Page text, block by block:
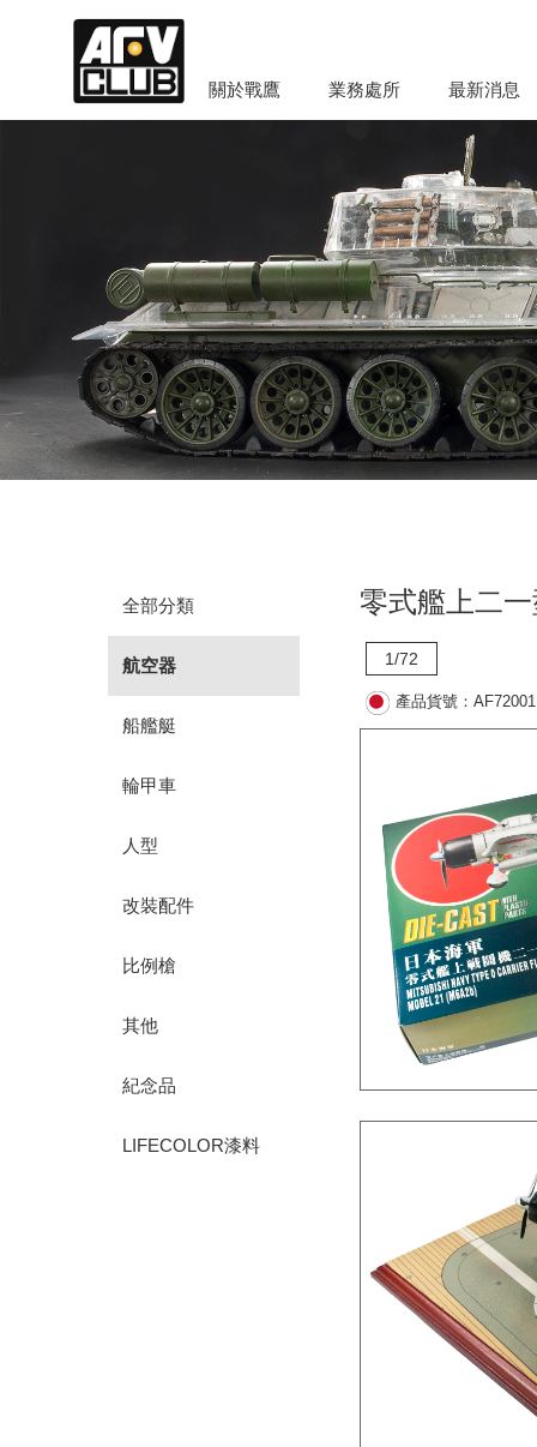
關於戰鷹 業務處所 最新消息
全部分類
航空器
船艦艇
輪甲車
人型
改裝配件
比例槍
其他
紀念品
LIFECOLOR漆料
零式艦上二
1/72
產品貨號：AF72001